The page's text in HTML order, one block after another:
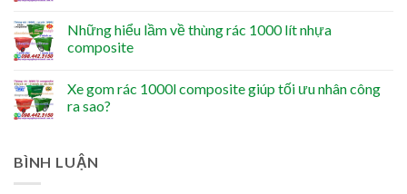
Những hiểu lầm về thùng rác 1000 lít nhựa
composite
Xe gom rác 1000l composite giúp tối ưu nhân công
ra sao?
BÌNH LUẬN